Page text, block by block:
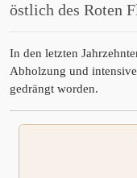
östlich des Roten
In den letzten
Abholzung und
gedrängt worden.